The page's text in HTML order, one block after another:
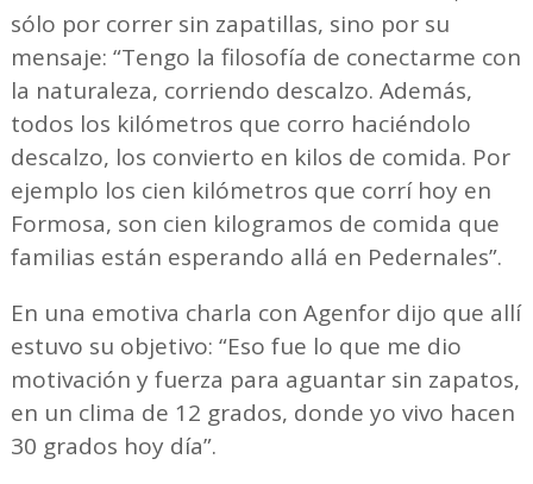
sólo por correr sin zapatillas, sino por su
mensaje: “Tengo la filosofía de conectarme con
la naturaleza, corriendo descalzo. Además,
todos los kilómetros que corro haciéndolo
descalzo, los convierto en kilos de comida. Por
ejemplo los cien kilómetros que corrí hoy en
Formosa, son cien kilogramos de comida que
familias están esperando allá en Pedernales”.
En una emotiva charla con Agenfor dijo que allí
estuvo su objetivo: “Eso fue lo que me dio
motivación y fuerza para aguantar sin zapatos,
en un clima de 12 grados, donde yo vivo hacen
30 grados hoy día”.